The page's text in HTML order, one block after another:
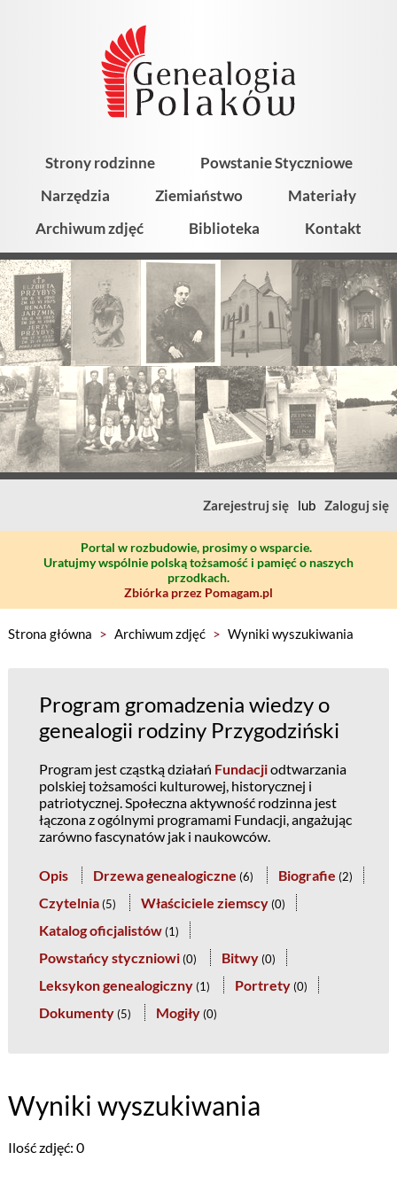
Strony rodzinne
Powstanie Styczniowe
Narzędzia
Ziemiaństwo
Materiały
Archiwum zdjęć
Biblioteka Kontakt
Zarejestruj się lub Zaloguj się
Portal w rozbudowie, prosimy o wsparcie.
Uratujmy wspólnie polską tożsamość i pamięć o naszych
przodkach.
Zbiórka przez Pomagam.pl
Strona główna > Archiwum zdjęć > Wyniki wyszukiwania
Program gromadzenia wiedzy o
genealogii rodziny Przygodziński
Program jest cząstką działań Fundacjiodtwarzania
polskiej tożsamości kulturowej, historycznej i
patriotycznej. Społeczna aktywność rodzinna jest
łączona z ogólnymi programami Fundacji, angażując
zarówno fascynatów jak i naukowców.
Opis Drzewa genealogiczne (6) Biografie (2)
Czytelnia (5) Właściciele ziemscy (0)
Katalog oficjalistów (1)
Powstańcy styczniowi (0) Bitwy (0)
Leksykon genealogiczny (1) Portrety (0)
Dokumenty (5) Mogiły (0)
Wyniki wyszukiwania
Ilość zdjęć: 0